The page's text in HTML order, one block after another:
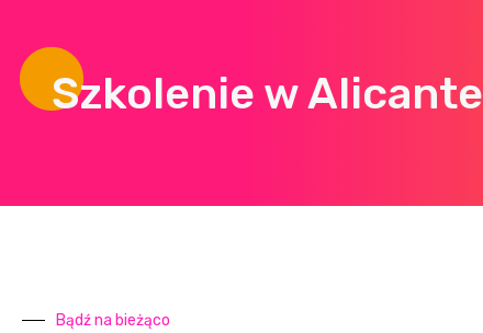
Szkolenie w Alicante
Bądź na bieżąco